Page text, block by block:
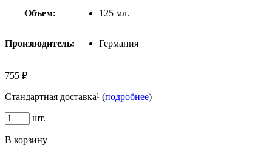
Объем: 125 мл.
Производитель: Германия
755 ₽
Стандартная доставка¹ (подробнее)
шт.
В корзину